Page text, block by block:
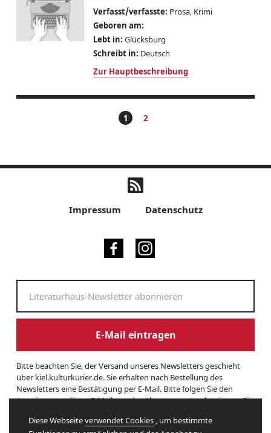
Verfasst/verfasste:Prosa, Krimi
Geboren am:
Lebt in:Glücksburg
Schreibt in:Deutsch
Zur Hauptbeschreibung
1 2
Impressum Datenschutz
E-Mail eintragen
Bitte beachten Sie, der Versand unseres Newsletters geschieht
über kiel.kulturkurier.de. Sie erhalten nach Bestellung des
Newsletters eine Bestätigung per E-Mail. Bitte folgen Sie den
Anweisungen dieser E-Mail, um das Abonnement zu beginnen. Sie
Ende eines Newsletters entsprechende Informationen. Und hier
Diese Webseiteverwendet Cookies , um bestimmte